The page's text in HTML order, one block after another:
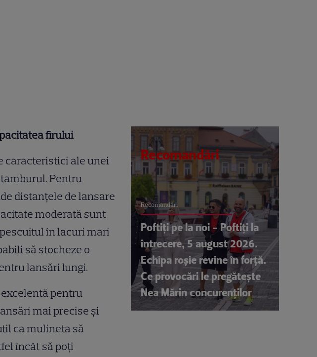
firului
caracteristici ale unei
Pentru
distanțele de lansare
moderată sunt
în lacuri mari
să stocheze o
lansări lungi.
pentru
mai precise și
ca mulineta să
încât să poți
Recomandări
Recomandări
Poftiți pe la noi - Poftiți la
întrecere, 5 august 2026.
Echipa roșie revine în forță.
Ce provocări le pregătește
Nea Mărin concurenților